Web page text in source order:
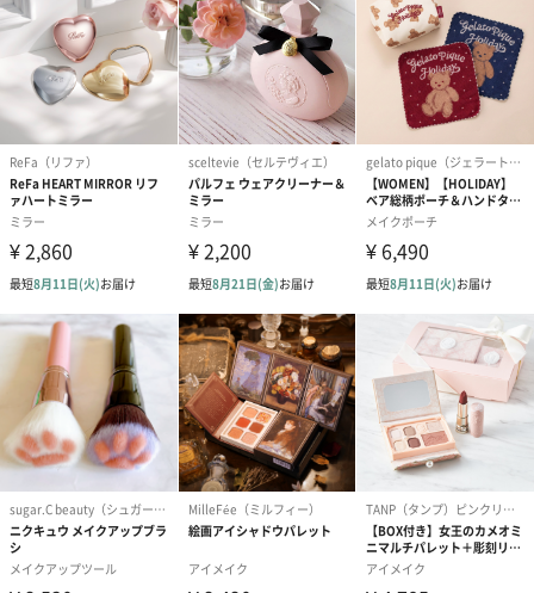
原材料
【ハニー：全成分】
＜ハンドクリーム＞
水、グリセリン、シア脂、ステアリン酸グリセリル、
トリ(カプリル酸/カプリン酸)グリセリル、アーモンド
油、香料、セテアレス-20、タルク、ベンジルアルコー
ル、セテアレス-12、セテアリルアルコール、パルミチ
ン酸セチル、ポリアクリルアミド、エタノール、
(C13,14)イソパラフィン、キサンタンガム、酢酸トコ
フェロール、トコフェロール、アラントイン、ラウレ
ス-7、デヒドロ酢酸、プロポリスエキス、ハチミツエ
キス、水酸化Na、安息香酸Na、ソルビン酸K
＜リップバーム＞
野菜油、水添野菜油、オリーブ果実油、キャンデリラ
ロウ、トリ(カプリル酸/カプリン酸)グリセリル、アン
ズ種子エキス、シア脂、ヒマシ油、ヒマワリ種子油、
香料、トコフェロール、ハチミツエキス
【ローズ全成分】
＜ハンドクリーム＞
水、シア脂、グリセリン、クエン酸ステアリン酸グリ
セリル、セテアリルアルコール、オリーブ果実油、香
料、(C15-19)アルカン、リシノレイン酸セチル、タル
ク、キサンタンガム、セテアレス-33、(アクリル酸ヒ
ドロキシエチル/アクリロイルジメチルタウリンNa)コ
ポリマー、安息香酸Na、スクワラン、ソルビン酸K、
ダマスクバラ花油 、アラントイン、ポリソルベート
60、トコフェロール、クエン酸、イソステアリン酸ソ
ルビタン、水酸化Na